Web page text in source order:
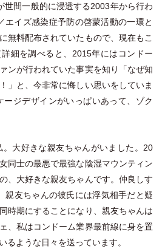
世間一般的に浸透する2003年から行わ
エイズ感染症予防の啓蒙活動の一環と
無料配布されていたもので、現在もこ
詳細を調べると、2015年にはコンドー
ンが行われていた事実を知り
「なぜ知
」
と、今非常に悔しい思いをしていま
ージデザインがいっぱいあって、ゾク
大好きな親友ちゃんがいました。20
同士の最悪で最強な陰湿マウンティン
、大好きな親友ちゃんです。仲良しす
親友ちゃんの彼氏には浮気相手だと疑
時期にすることになり、親友ちゃんは
、私はコンドーム業界最前線に身を置
るような日々を送っています。